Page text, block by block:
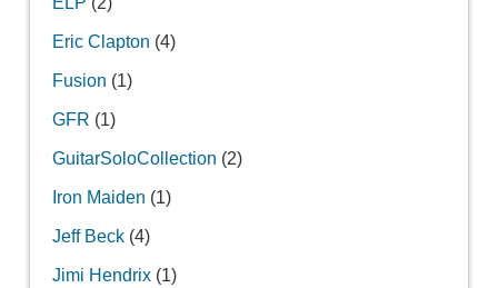
Eric Clapton (4)
Fusion (1)
GFR (1)
GuitarSoloCollection (2)
Iron Maiden (1)
Jeff Beck(4)
Jimi Hendrix(1)